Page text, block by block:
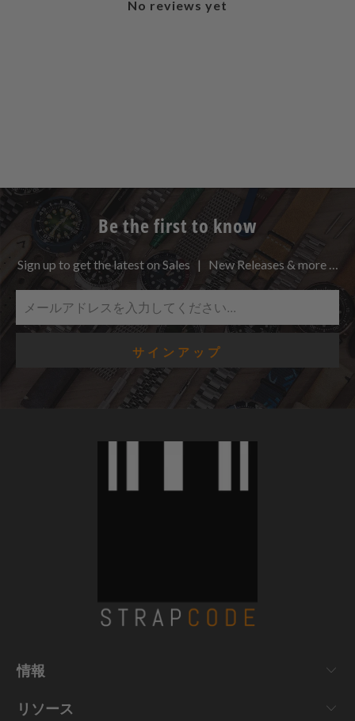
No reviews yet
Be the first to know
Sign up to get the latest on Sales | New Releases & more …
情報
リソース